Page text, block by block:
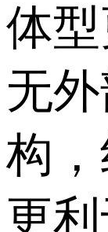
体型
无
构，
更